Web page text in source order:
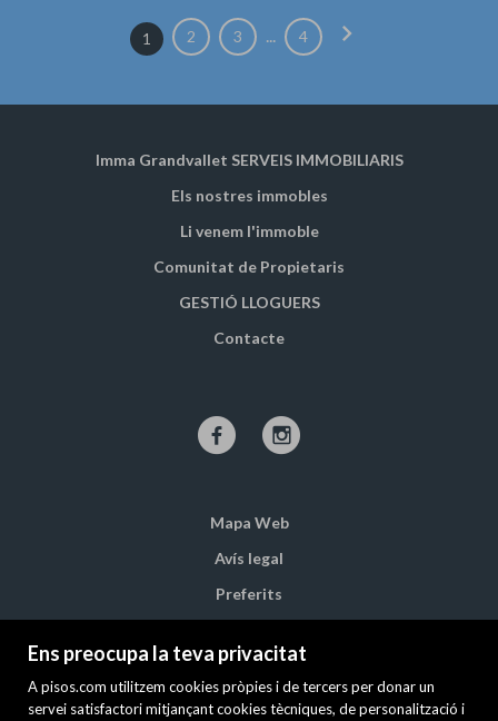
Ens preocupa la teva privacitat
A pisos.com utilitzem cookies pròpies i de tercers per donar un
servei satisfactori mitjançant cookies tècniques, de personalització i
1 2 3 ... 4 chevron_right
Imma Grandvallet SERVEIS IMMOBILIARIS
Els nostres immobles
Li venem l'immoble
Comunitat de Propietaris
GESTIÓ LLOGUERS
Contacte
Mapa Web
Avís legal
Preferits
Notícies
Política de cookies